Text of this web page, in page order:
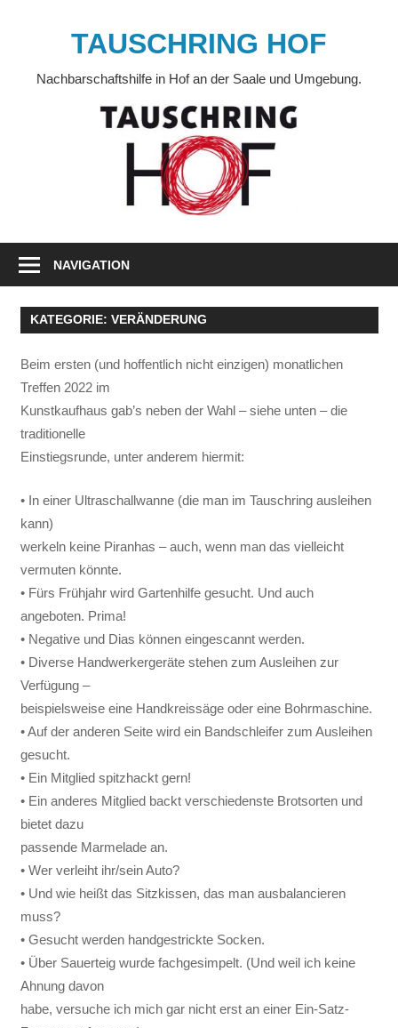
TAUSCHRING HOF
Nachbarschaftshilfe in Hof an der Saale und Umgebung.
NAVIGATION
KATEGORIE: VERÄNDERUNG
Beim ersten (und hoffentlich nicht einzigen) monatlichen
Treffen 2022 im
Kunstkaufhaus gab’s neben der Wahl – siehe unten – die
traditionelle
Einstiegsrunde, unter anderem hiermit:
• In einer Ultraschallwanne (die man im Tauschring ausleihen
kann)
werkeln keine Piranhas – auch, wenn man das vielleicht
vermuten könnte.
• Fürs Frühjahr wird Gartenhilfe gesucht. Und auch
angeboten. Prima!
• Negative und Dias können eingescannt werden.
• Diverse Handwerkergeräte stehen zum Ausleihen zur
Verfügung –
beispielsweise eine Handkreissäge oder eine Bohrmaschine.
• Auf der anderen Seite wird ein Bandschleifer zum Ausleihen
gesucht.
• Ein Mitglied spitzhackt gern!
• Ein anderes Mitglied backt verschiedenste Brotsorten und
bietet dazu
passende Marmelade an.
• Wer verleiht ihr/sein Auto?
• Und wie heißt das Sitzkissen, das man ausbalancieren
muss?
• Gesucht werden handgestrickte Socken.
• Über Sauerteig wurde fachgesimpelt. (Und weil ich keine
Ahnung davon
habe, versuche ich mich gar nicht erst an einer Ein-Satz-